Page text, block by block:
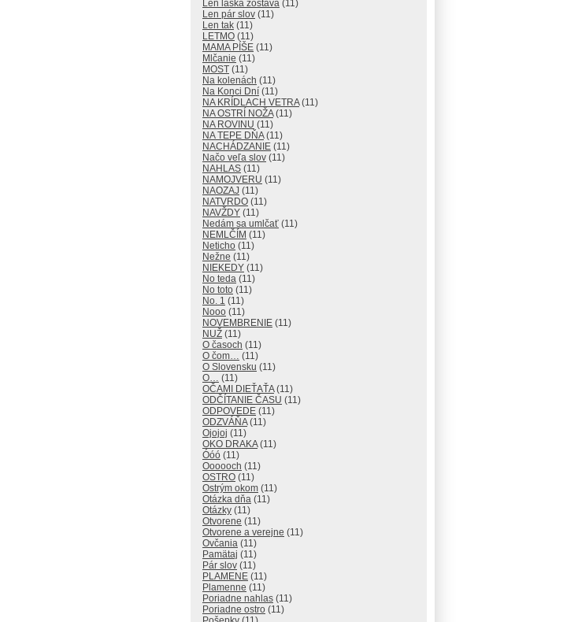
Len láska zostáva (11)
Len pár slov (11)
Len tak (11)
LETMO (11)
MAMA PÍŠE (11)
Mlčanie (11)
MOST (11)
Na kolenách (11)
Na Konci Dní (11)
NA KRÍDLACH VETRA(11)
NA OSTRÍ NOŽA(11)
NA ROVINU (11)
NA TEPE DŇA(11)
NACHÁDZANIE (11)
Načo veľa slov (11)
NAHLAS (11)
NAMOJVERU (11)
NAOZAJ (11)
NATVRDO (11)
NAVŽDY (11)
Nedám sa umlčať (11)
NEMLČÍM (11)
Neticho (11)
Nežne (11)
NIEKEDY (11)
No teda (11)
No toto (11)
No. 1 (11)
Nooo (11)
NOVEMBRENIE (11)
NUŽ (11)
O časoch (11)
O čom… (11)
O Slovensku (11)
O… (11)
OČAMI DIEŤAŤA(11)
ODČÍTANIE ČASU (11)
ODPOVEDE (11)
ODZVÁŇA(11)
Ojojoj (11)
OKO DRAKA(11)
Óóó (11)
Oooooch (11)
OSTRO (11)
Ostrým okom (11)
Otázka dňa (11)
Otázky (11)
Otvorene (11)
Otvorene a verejne (11)
Ovčania (11)
Pamätaj (11)
Pár slov (11)
PLAMENE (11)
Plamenne (11)
Poriadne nahlas (11)
Poriadne ostro (11)